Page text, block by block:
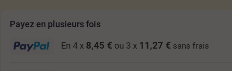
Payez en plusieurs fois
En 4 x 8,45 € ou 3 x 11,27 € sans frais